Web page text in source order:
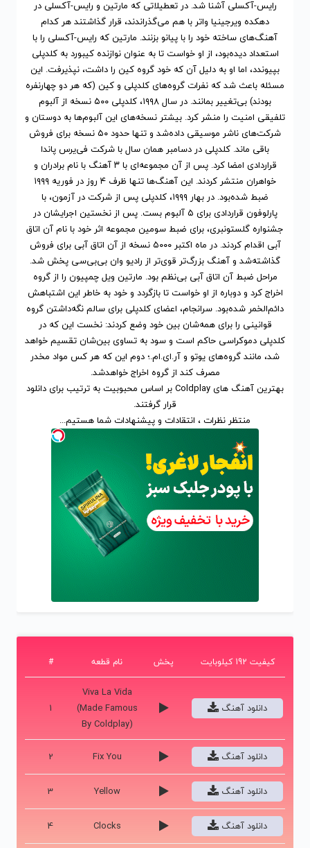
رایس-آکسلی آشنا شد. در تعطیلاتی که مارتین و رایس-آکسلی در
دهکده ویرجینیا واتر با هم می‌گذراندند، قرار گذاشتند هر کدام
آهنگ‌های ساخته خود را با پیانو بزنند. مارتین که رایس-آکسلی را با
استعداد دیده‌بود، از او خواست تا به عنوان نوازنده کیبورد به کلدپلی
بپیوندد، اما او به دلیل آن که خود گروه کین را داشت، نپذیرفت. این
مسئله باعث شد که نفرات گروه‌های کلدپلی و کین (که هر دو چهارنفره
بودند) بی‌تغییر بمانند. در سال ۱۹۹۸، کلدپلی ۵۰۰ نسخه از آلبوم
تلفیقی امنیت را منشر کرد. بیشتر نسخه‌های این آلبوم‌ها به دوستان و
شرکت‌های ناشر موسیقی داده‌شد و تنها حدود ۵۰ نسخه برای فروش
باقی ماند. کلدپلی در دسامبر همان سال با شرکت فی‌یرس پاندا
قراردادی امضا کرد. پس از آن مجموعه‌ای با ۳ آهنگ با نام برادران و
خواهران منتشر کردند. این آهنگ‌ها تنها ظرف ۴ روز در فوریه ۱۹۹۹
ضبط شده‌بود. در بهار ۱۹۹۹، کلدپلی پس از شرکت در آزمون، با
پارلوفون قراردادی برای ۵ آلبوم بست. پس از نخستین اجرایشان در
جشنواره گلستونبری، برای ضبط سومین مجموعه اثر خود با نام آن اتاق
آبی اقدام کردند. در ماه اکتبر ۵۰۰۰ نسخه از آن اتاق آبی برای فروش
گذاشته‌شد و آهنگ بزرگ‌تر قوی‌تر از رادیو وان بی‌بی‌سی پخش شد.
مراحل ضبط آن اتاق آبی بی‌نظم بود. مارتین ویل چمپیون را از گروه
اخراج کرد و دوباره از او خواست تا بازگردد و خود به خاطر این اشتباهش
دائم‌الخمر شده‌بود. سرانجام، اعضای کلدپلی برای سالم نگه‌داشتن گروه
قوانینی را برای همه‌شان بین خود وضع کردند: نخست این که در
کلدپلی دموکراسی حاکم است و سود به تساوی بین‌شان تقسیم خواهد
شد، مانند گروه‌های یوتو و آر.ای.ام.؛ دوم این که هر کس مواد مخدر
مصرف کند از گروه اخراج خواهدشد.
بهترین آهنگ های Coldplay
بر اساس محبوبیتبه ترتیب برایدانلود
قرار گرفتند.
منتظر نظرات ، انتقادات و پیشنهادات شما هستیم...
# نام قطعه پخش کیفیت 192 کیلوبایت
1
Viva La Vida
(Made Famous
By Coldplay)
دانلود آهنگ
2 Fix You دانلود آهنگ
3 Yellow دانلود آهنگ
4 Clocks دانلود آهنگ